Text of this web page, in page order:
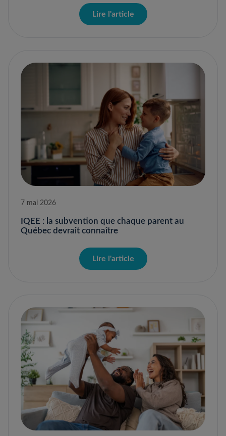
Lire l'article
7 mai 2026
IQEE : la subvention que chaque parent au
Québec devrait connaître
Lire l'article